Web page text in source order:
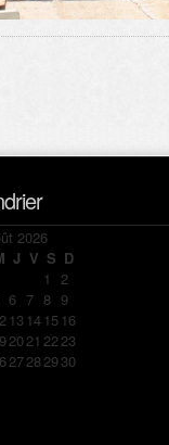
2026
J V S D
1 2
6 7 8 9
13 14 15 16
2021 2223
27282930